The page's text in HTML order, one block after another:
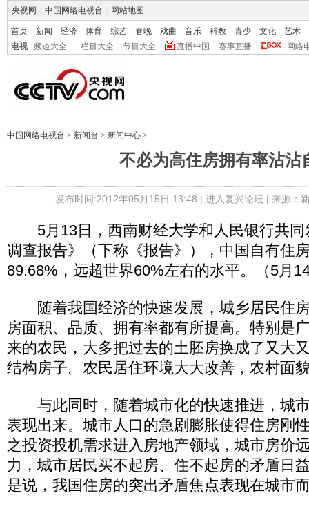
央视网 中国网络电视台 网站地图
首页 新闻 经济 体育 综艺 春晚 戏曲 音乐 科教 青少 文化
艺术
电视
频道大全 栏目大全 节目大全 直播中国 赛事直播 网络
中国网络电视台 > 新闻台 > 新闻中心 >
不必为高住房拥有率沾沾
发布时间:2012年05月15日 13:48 | 进入复兴论坛| 来源
5月13日，西南财经大学和人民银行共同
调查报告》（下称《报告》），中国自有住
89.68%，远超世界60%左右的水平。（5月
随着我国经济的快速发展，城乡居民住
房面积、品质、拥有率都有所提高。特别是
来的农民，大多把过去的土胚房换成了又大
结构房子。农民居住环境大大改善，农村面
与此同时，随着城市化的快速推进，城
表现出来。城市人口的急剧膨胀使得住房刚
之投资投机需求进入房地产领域，城市房价
力，城市居民买不起房、住不起房的矛盾日
是说，我国住房的突出矛盾焦点表现在城市